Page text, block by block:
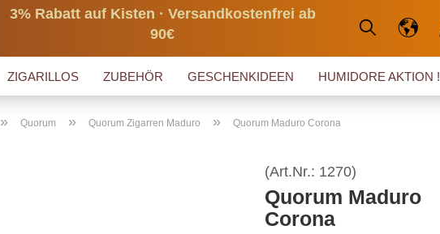
3% Rabatt auf Kisten · Versandkostenfrei ab
90€
ZIGARILLOS ZUBEHÖR GESCHENKIDEEN HUMIDORE AKTION !
» Quorum » Quorum Zigarren Maduro » Quorum Maduro Corona
(Art.Nr.: 1270)
Quorum Maduro
Corona